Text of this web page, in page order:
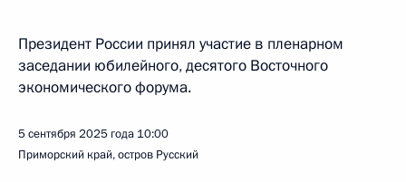
Президент России принял участие в пленарном
заседании юбилейного, десятого Восточного
экономического форума.
5 сентября 2025 года 10:00
Приморский край, остров Русский